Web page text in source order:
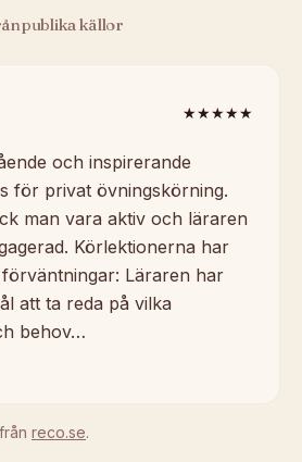
publika källor
★★★★★
och inspirerande
för privat övningskörning.
man vara aktiv och läraren
Körlektionerna har
Läraren har
att ta reda på vilka
behov…
reco.se.